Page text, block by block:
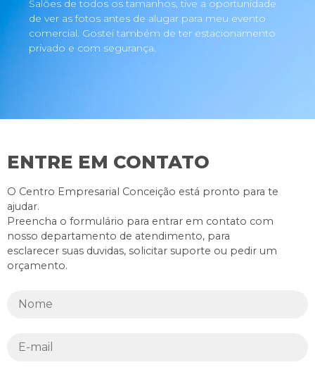
Salões de todos os tamanhos, tive a oportunidade
de ver as fotos antes de alugar para meu evento
comercial. Gostei também de ter estacionamento
privado e com segurança.
ENTRE EM CONTATO
O Centro Empresarial Conceição está pronto para te
ajudar.
Preencha o formulário para entrar em contato com
nosso departamento de atendimento, para
esclarecer suas duvidas, solicitar suporte ou pedir um
orçamento.